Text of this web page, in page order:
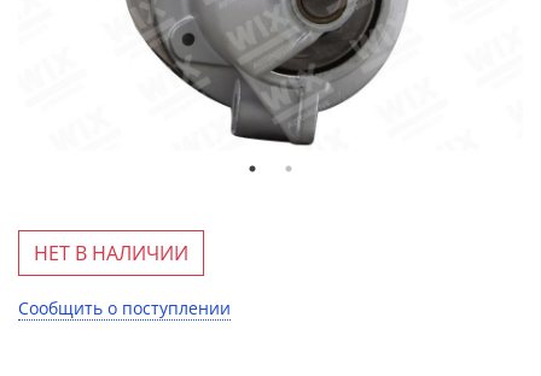
НЕТ В НАЛИЧИИ
Сообщить о поступлении